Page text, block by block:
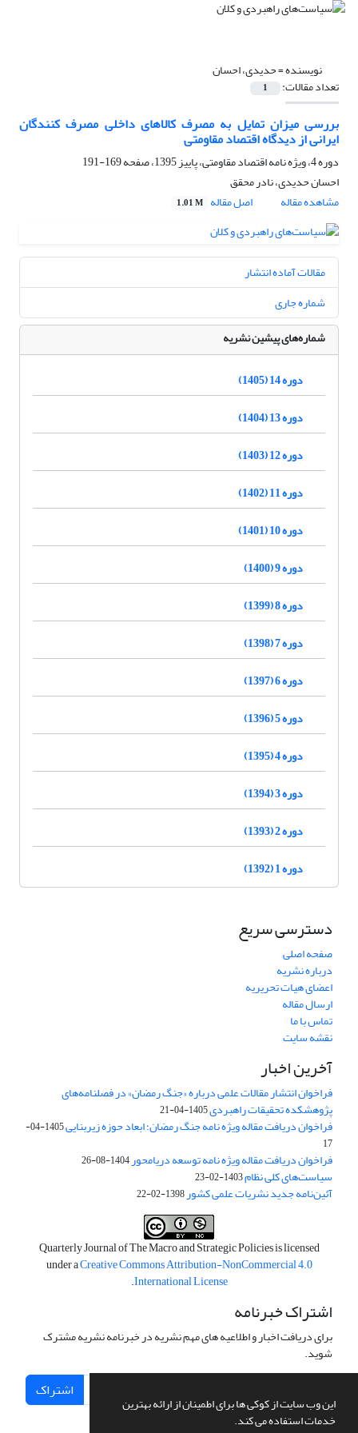
این وب سایت از کوکی ها برای اطمینان از ارائه بهترین
خدمات استفاده می کند.
نویسنده =حدیدی، احسان
تعداد مقالات: 1
بررسی میزان تمایل به مصرف کالاهای داخلی مصرف کنندگان
ایرانی از دیدگاه اقتصاد مقاومتی
دوره 4، ویژه نامه اقتصاد مقاومتی، پاییز 1395، صفحه
169-191
احسان حدیدی، نادر محقق
مشاهده مقاله
اصل مقاله 1.01 M
مقالات آماده انتشار
شماره جاری
شماره‌های پیشین نشریه
دوره 14 (1405)
دوره 13 (1404)
دوره 12 (1403)
دوره 11 (1402)
دوره 10 (1401)
دوره 9 (1400)
دوره 8 (1399)
دوره 7 (1398)
دوره 6 (1397)
دوره 5 (1396)
دوره 4 (1395)
دوره 3 (1394)
دوره 2 (1393)
دوره 1 (1392)
دسترسی سریع
صفحه اصلی
درباره نشریه
اعضای هیات تحریریه
ارسال مقاله
تماس با ما
نقشه سایت
آخرین اخبار
فراخوان انتشار مقالات علمی درباره «جنگ رمضان» در فصلنامه‌های
پژوهشکده تحقیقات راهبردی1405-04-21
فراخوان دریافت مقاله ویژه نامه جنگ رمضان؛ ابعاد حوزه زیربنایی
1405-04-
17
فراخوان دریافت مقاله ویژه نامه توسعه دریامحور1404-08-26
سیاست‌های کلی نظام1403-02-23
آئین‌نامه جدید نشریات علمی کشور1398-02-22
Quarterly Journal of The Macro and Strategic Policies is licensed
under aCreative Commons Attribution-NonCommercial 4.0
International License
.
اشتراک خبرنامه
برای دریافت اخبار و اطلاعیه های مهم نشریه در خبرنامه نشریه مشترک
شوید.
اشتراک